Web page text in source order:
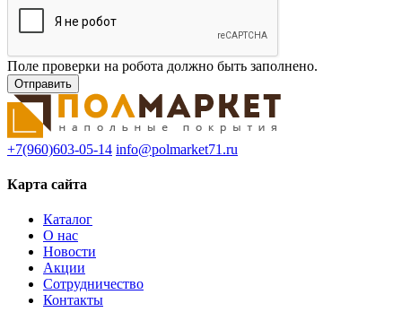
Поле проверки на робота должно быть заполнено.
+7(960)603-05-14 info@polmarket71.ru
Карта сайта
Каталог
О нас
Новости
Акции
Сотрудничество
Контакты